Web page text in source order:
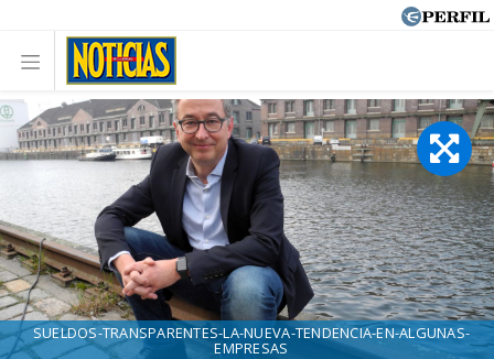
SUELDOS-TRANSPARENTES-LA-NUEVA-TENDENCIA-EN-ALGUNAS-
EMPRESAS